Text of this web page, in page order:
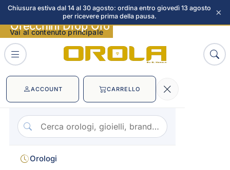
Chiusura estiva dal 14 al 30 agosto: ordina entro giovedì 13 agosto
per ricevere prima della pausa.
×
Vai al contenuto principale
ACCOUNT CARRELLO
Orologi
Orecchini Drop Oro immagini